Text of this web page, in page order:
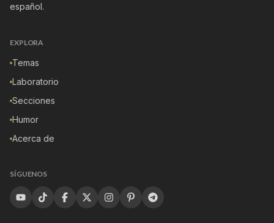
español.
EXPLORA
Temas
Laboratorio
Secciones
Humor
Acerca de
SÍGUENOS